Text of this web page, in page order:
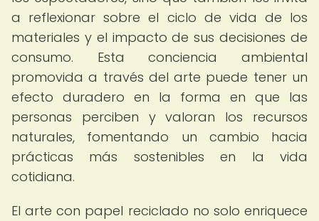
a reflexionar sobre el ciclo de vida de los
materiales y el impacto de sus decisiones de
consumo. Esta conciencia ambiental
promovida a través del arte puede tener un
efecto duradero en la forma en que las
personas perciben y valoran los recursos
naturales, fomentando un cambio hacia
prácticas más sostenibles en la vida
cotidiana.
El arte con papel reciclado no solo enriquece